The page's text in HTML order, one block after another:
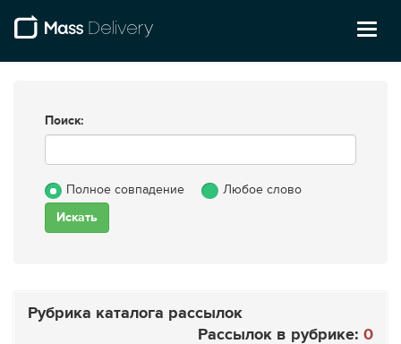
Поиск:
Полное совпадение Любое слово
Рубрика каталога рассылок
Рассылок в рубрике: 0